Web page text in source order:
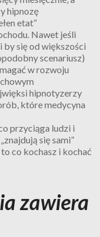
hipnozę
etat”
Nawet jeśli
by się od większości
scenariusz)
w rozwoju
hipnotyzerzy
które medycyna
przyciąga ludzi i
się sami”
co kochasz i kochać
zawiera